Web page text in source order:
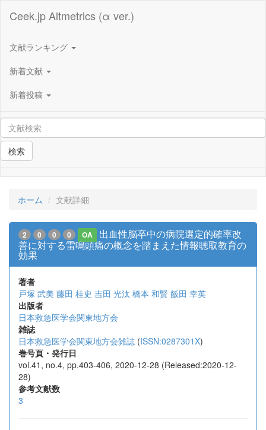
Ceek.jp Altmetrics (α ver.)
文献ランキング
新着文献
新着投稿
検索
ホーム 文献詳細
2 0 0 0 OA
出血性脳卒中の病院選定的確率改
善に対する雷鳴頭痛の概念を踏まえた情報聴取教育の
効果
著者
戸塚 武美 藤田 桂史 吉田 光汰 橋本 和賢 飯田 幸英
出版者
日本救急医学会関東地方会
雑誌
日本救急医学会関東地方会雑誌 (ISSN:0287301X)
巻号頁・発行日
vol.41, no.4, pp.403-406, 2020-12-28 (Released:2020-12-
28)
参考文献数
3